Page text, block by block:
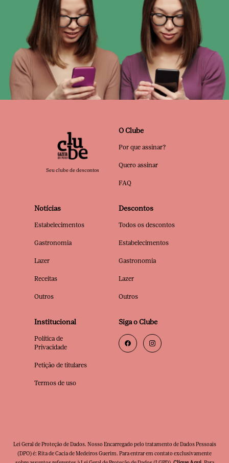
Seu clube de descontos
O Clube
Por que assinar?
Quero assinar
FAQ
Notícias
Estabelecimentos
Gastronomia
Lazer
Receitas
Outros
Descontos
Todos os descontos
Estabelecimentos
Gastronomia
Lazer
Outros
Institucional
Política de
Privacidade
Petição de titulares
Termos de uso
Siga o Clube
Lei Geral de Proteção de Dados. Nosso Encarregado pelo tratamento de Dados Pessoais
(DPO) é: Rita de Cacia de Medeiros Guerim. Para entrar em contato exclusivamente